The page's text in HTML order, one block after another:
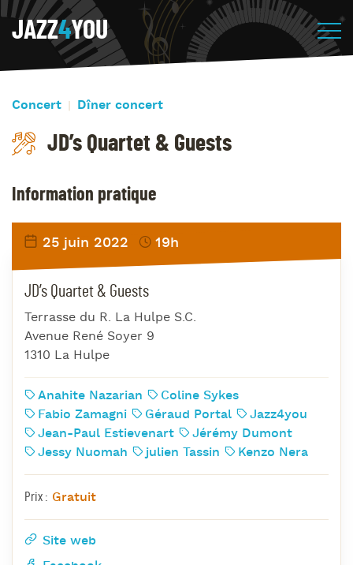
JAZZ4YOU
Concert Dîner concert
JD’s Quartet & Guests
Information pratique
25 juin 2022 19h
JD’s Quartet & Guests
Terrasse du R. La Hulpe S.C.
Avenue René Soyer 9
1310 La Hulpe
Anahite Nazarian
Coline Sykes
Fabio Zamagni
Géraud Portal
Jazz4you
Jean-Paul Estievenart
Jérémy Dumont
Jessy Nuomah
julien Tassin Kenzo Nera
Prix : Gratuit
Site web